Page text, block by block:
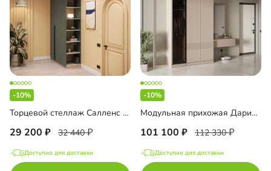
-10%
Торцевой стеллаж Салленс Премиум с полками и антресолью
29 200 32 440
Доступно для доставки
-10%
Модульная прихожая Дарио-1
101 100 112 330
Доступно для доставки